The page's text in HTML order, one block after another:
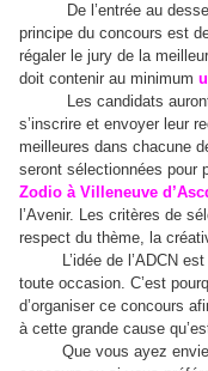
De l’entrée au dessert
principe du concours est
régaler le jury de la
doit contenir au minimum
Les candidats
s’inscrire et envoyer leur
meilleures dans chacune
seront sélectionnées pour
Zodio à Villeneuve
l’Avenir. Les critères de
respect du thème, la
L’idée de l’ADCN est
toute occasion. C’est
d’organiser ce concours
à cette grande cause
Que vous ayez